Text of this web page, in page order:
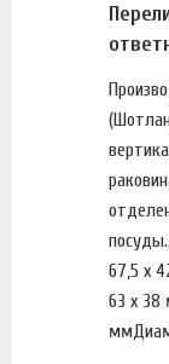
67,5 х
63 х 38